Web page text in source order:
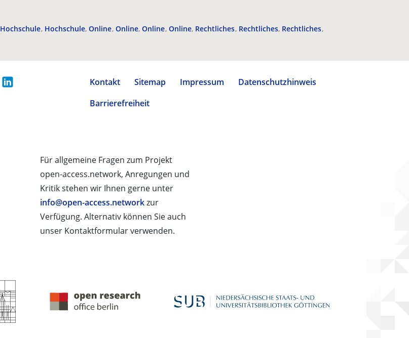
Hochschule Hochschule Online Online Online Online Rechtliches Rechtliches Rechtliches
Kontakt Sitemap Impressum
Datenschutzhinweis
Barrierefreiheit
Für allgemeine Fragen zum Projekt
open-access.network, Anregungen und
Kritik stehen wir Ihnen gerne unter
info@open-access.networkzur
Verfügung. Alternativ können Sie auch
unser Kontaktformular verwenden.